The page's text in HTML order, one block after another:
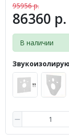
95956 р.
86360 р.
В наличии